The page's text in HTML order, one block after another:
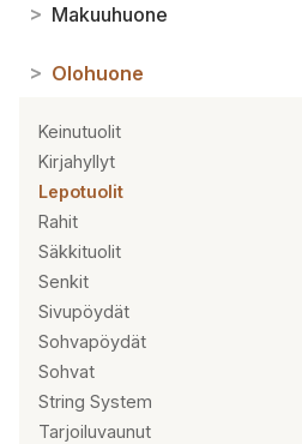
> Makuuhuone
> Olohuone
Keinutuolit
Kirjahyllyt
Lepotuolit
Rahit
Säkkituolit
Senkit
Sivupöydät
Sohvapöydät
Sohvat
String System
Tarjoiluvaunut